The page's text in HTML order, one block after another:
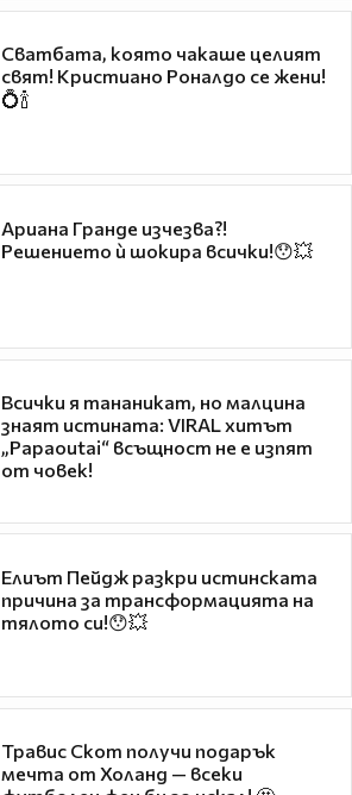
Сватбата, която чакаше целият
свят! Кристиано Роналдо се жени!
💍🍾
Ариана Гранде изчезва?!
Решението ѝ шокира всички!😯💥
Всички я тананикат, но малцина
знаят истината: VIRAL хитът
„Papaoutai“ всъщност не е изпят
от човек!
Елиът Пейдж разкри истинската
причина за трансформацията на
тялото си!😯💥
Травис Скот получи подарък
мечта от Холанд — всеки